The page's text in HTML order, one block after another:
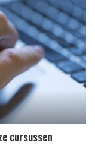
cursussen